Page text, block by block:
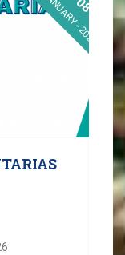
08
JANUARY - 2026